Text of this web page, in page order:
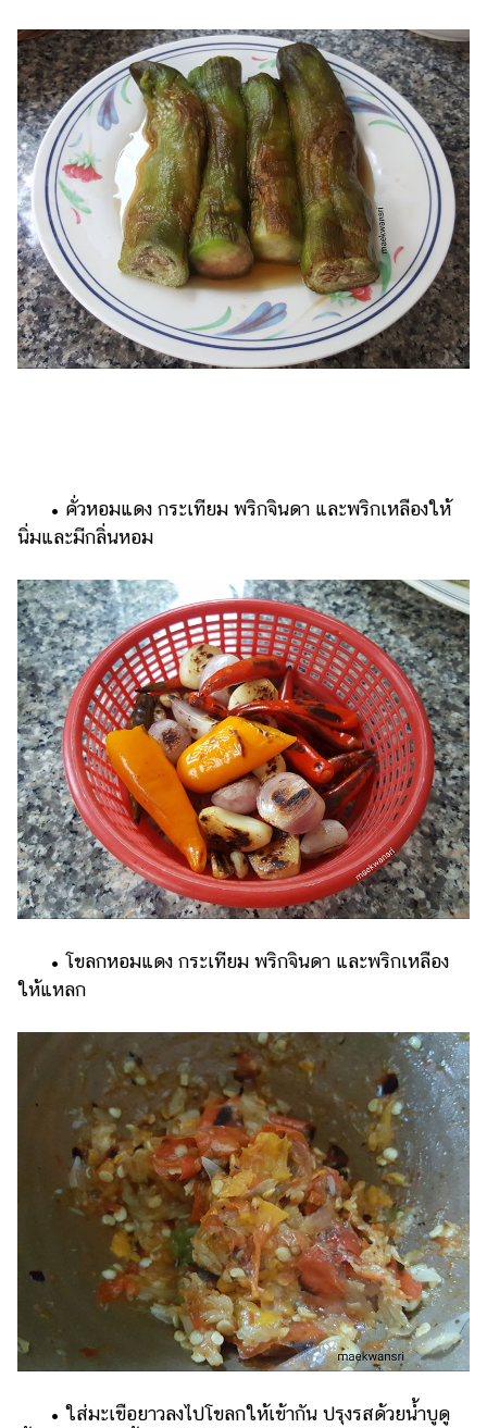
ติดต่อ
โฆษณา
แจ้ง
ปัญหา
ร่วม
งาน
กับ
เรา
• คั่วหอมแดง กระเทียม พริกจินดา และพริกเหลืองให้
นิ่มและมีกลิ่นหอม
• โขลกหอมแดง กระเทียม พริกจินดา และพริกเหลือง
ให้แหลก
• ใส่มะเขือยาวลงไปโขลกให้เข้ากัน ปรุงรสด้วยน้ำบูดู